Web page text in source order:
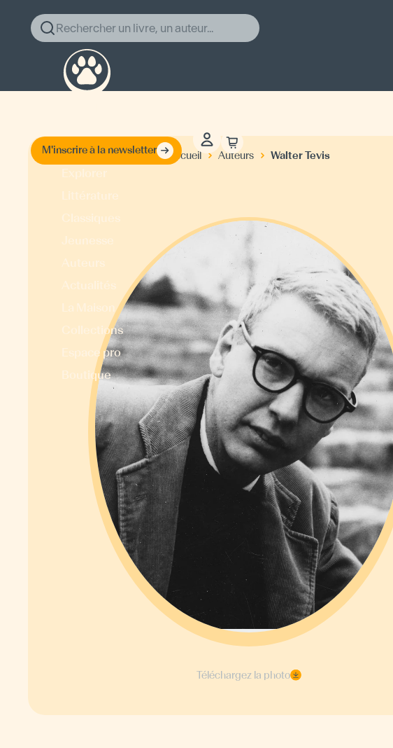
Rechercher un livre, un auteur...
M'inscrire à la newsletter
Collections
Espace pro
Boutique
Accueil Auteurs Walter Tevis
Téléchargez la photo